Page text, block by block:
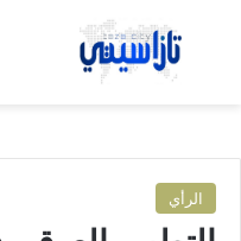
بحث عن
الرأي